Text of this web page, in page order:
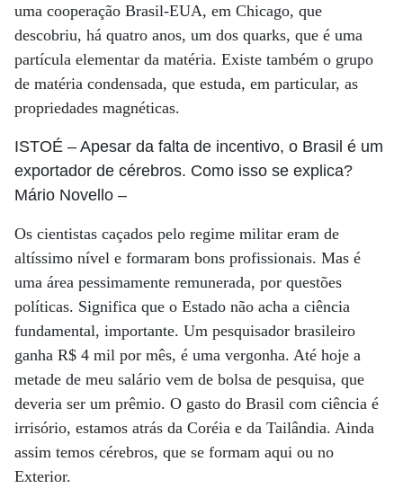
uma cooperação Brasil-EUA, em Chicago, que
descobriu, há quatro anos, um dos quarks, que é uma
partícula elementar da matéria. Existe também o grupo
de matéria condensada, que estuda, em particular, as
propriedades magnéticas.
ISTOÉ – Apesar da falta de incentivo, o Brasil é um
exportador de cérebros. Como isso se explica?
Mário Novello –
Os cientistas caçados pelo regime militar eram de
altíssimo nível e formaram bons profissionais. Mas é
uma área pessimamente remunerada, por questões
políticas. Significa que o Estado não acha a ciência
fundamental, importante. Um pesquisador brasileiro
ganha R$ 4 mil por mês, é uma vergonha. Até hoje a
metade de meu salário vem de bolsa de pesquisa, que
deveria ser um prêmio. O gasto do Brasil com ciência é
irrisório, estamos atrás da Coréia e da Tailândia. Ainda
assim temos cérebros, que se formam aqui ou no
Exterior.